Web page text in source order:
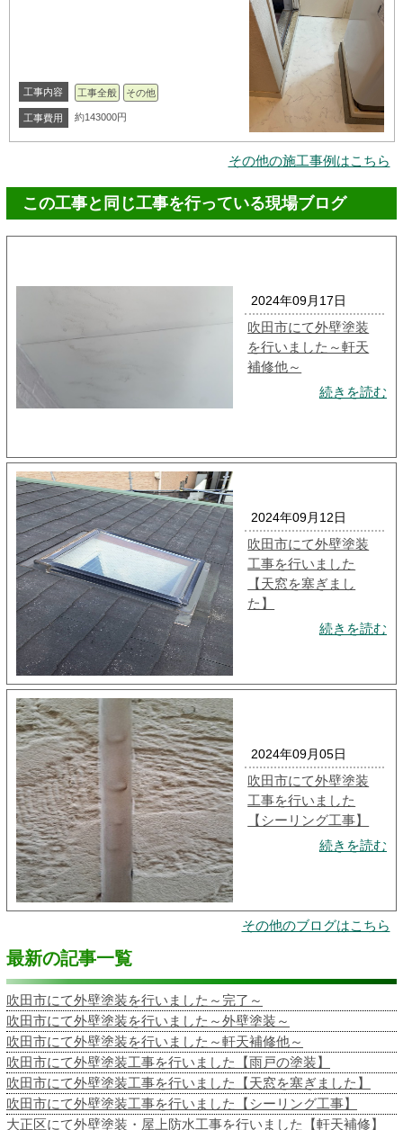
工事内容 工事全般 その他
工事費用 約143000円
その他の施工事例はこちら
この工事と同じ工事を行っている現場ブログ
2024年09月17日
吹田市にて外壁塗装
を行いました～軒天
補修他～
続きを読む
2024年09月12日
吹田市にて外壁塗装
工事を行いました
【天窓を塞ぎまし
た】
続きを読む
2024年09月05日
吹田市にて外壁塗装
工事を行いました
【シーリング工事】
続きを読む
その他のブログはこちら
最新の記事一覧
吹田市にて外壁塗装を行いました～完了～
吹田市にて外壁塗装を行いました～外壁塗装～
吹田市にて外壁塗装を行いました～軒天補修他～
吹田市にて外壁塗装工事を行いました【雨戸の塗装】
吹田市にて外壁塗装工事を行いました【天窓を塞ぎました】
吹田市にて外壁塗装工事を行いました【シーリング工事】
大正区にて外壁塗装・屋上防水工事を行いました【軒天補修】